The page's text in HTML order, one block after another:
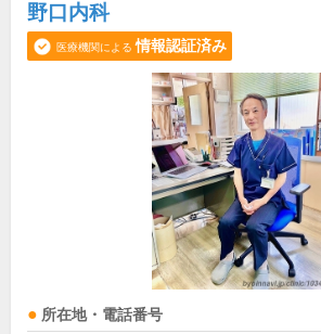
野口内科
医療機関による 情報認証済み
所在地・電話番号